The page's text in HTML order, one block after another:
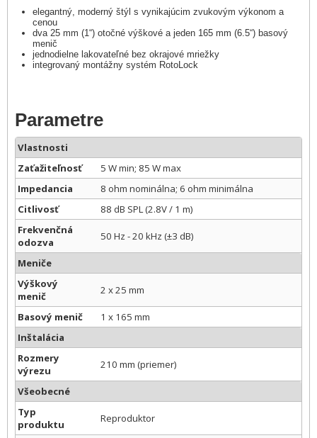
elegantný, moderný štýl s vynikajúcim zvukovým výkonom a
cenou
dva 25 mm (1“) otočné výškové a jeden 165 mm (6.5“) basový
menič
jednodielne lakovateľné bez okrajové mriežky
integrovaný montážny systém RotoLock
Parametre
Vlastnosti
Zaťažiteľnosť
5 W min; 85 W max
Impedancia
8 ohm nominálna; 6 ohm minimálna
Citlivosť
88 dB SPL (2.8V / 1 m)
Frekvenčná
odozva
50 Hz - 20 kHz (±3 dB)
Meniče
Výškový
menič
2 x 25 mm
Basový menič
1 x 165 mm
Inštalácia
Rozmery
výrezu
210 mm (priemer)
Všeobecné
Typ
produktu
Reproduktor